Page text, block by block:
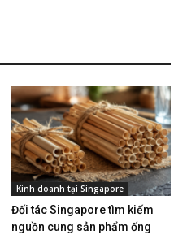
Kinh doanh tại Singapore
Đối tác Singapore tìm kiếm
nguồn cung sản phẩm ống